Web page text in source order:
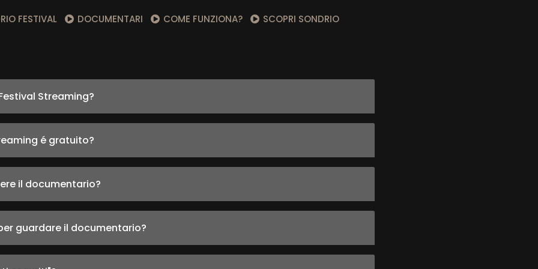
FESTIVAL DOCUMENTARI COME FUNZIONA? SCOPRI SONDRIO
Streaming?
é gratuito?
il documentario?
guardare il documentario?